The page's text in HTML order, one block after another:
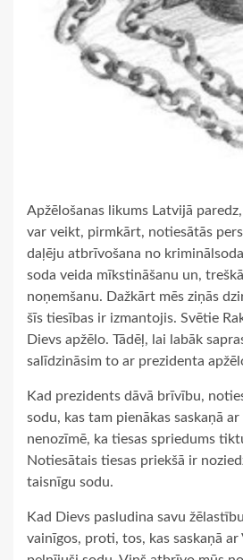
Apžēlošanas likums Latvijā
var veikt, pirmkārt, notiesātās
daļēju atbrīvošana no
soda veida mīkstināšanu un,
noņemšanu. Dažkārt mēs ziņās
šīs tiesības ir izmantojis. Svētie
Dievs apžēlo. Tādēļ, lai labāk
salīdzināsim to ar prezidenta
Kad prezidents dāvā brīvību,
sodu, kas tam pienākas saskaņā
nenozīmē, ka tiesas spriedums
Notiesātais tiesas priekšā ir
taisnīgu sodu.
Kad Dievs pasludina savu
vainīgos, proti, tos, kas saskaņā